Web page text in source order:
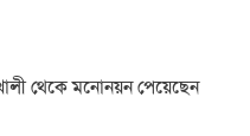
থেকে মনোনয়ন পেয়েছেন